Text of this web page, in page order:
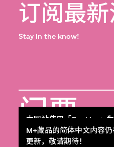
本网站使用「Cookies」
提供最好的网站体验。
了解更多
M+藏品的简体中文内容仍
更新，敬请期待！
订阅最新
Stay in the know!
门票 Get